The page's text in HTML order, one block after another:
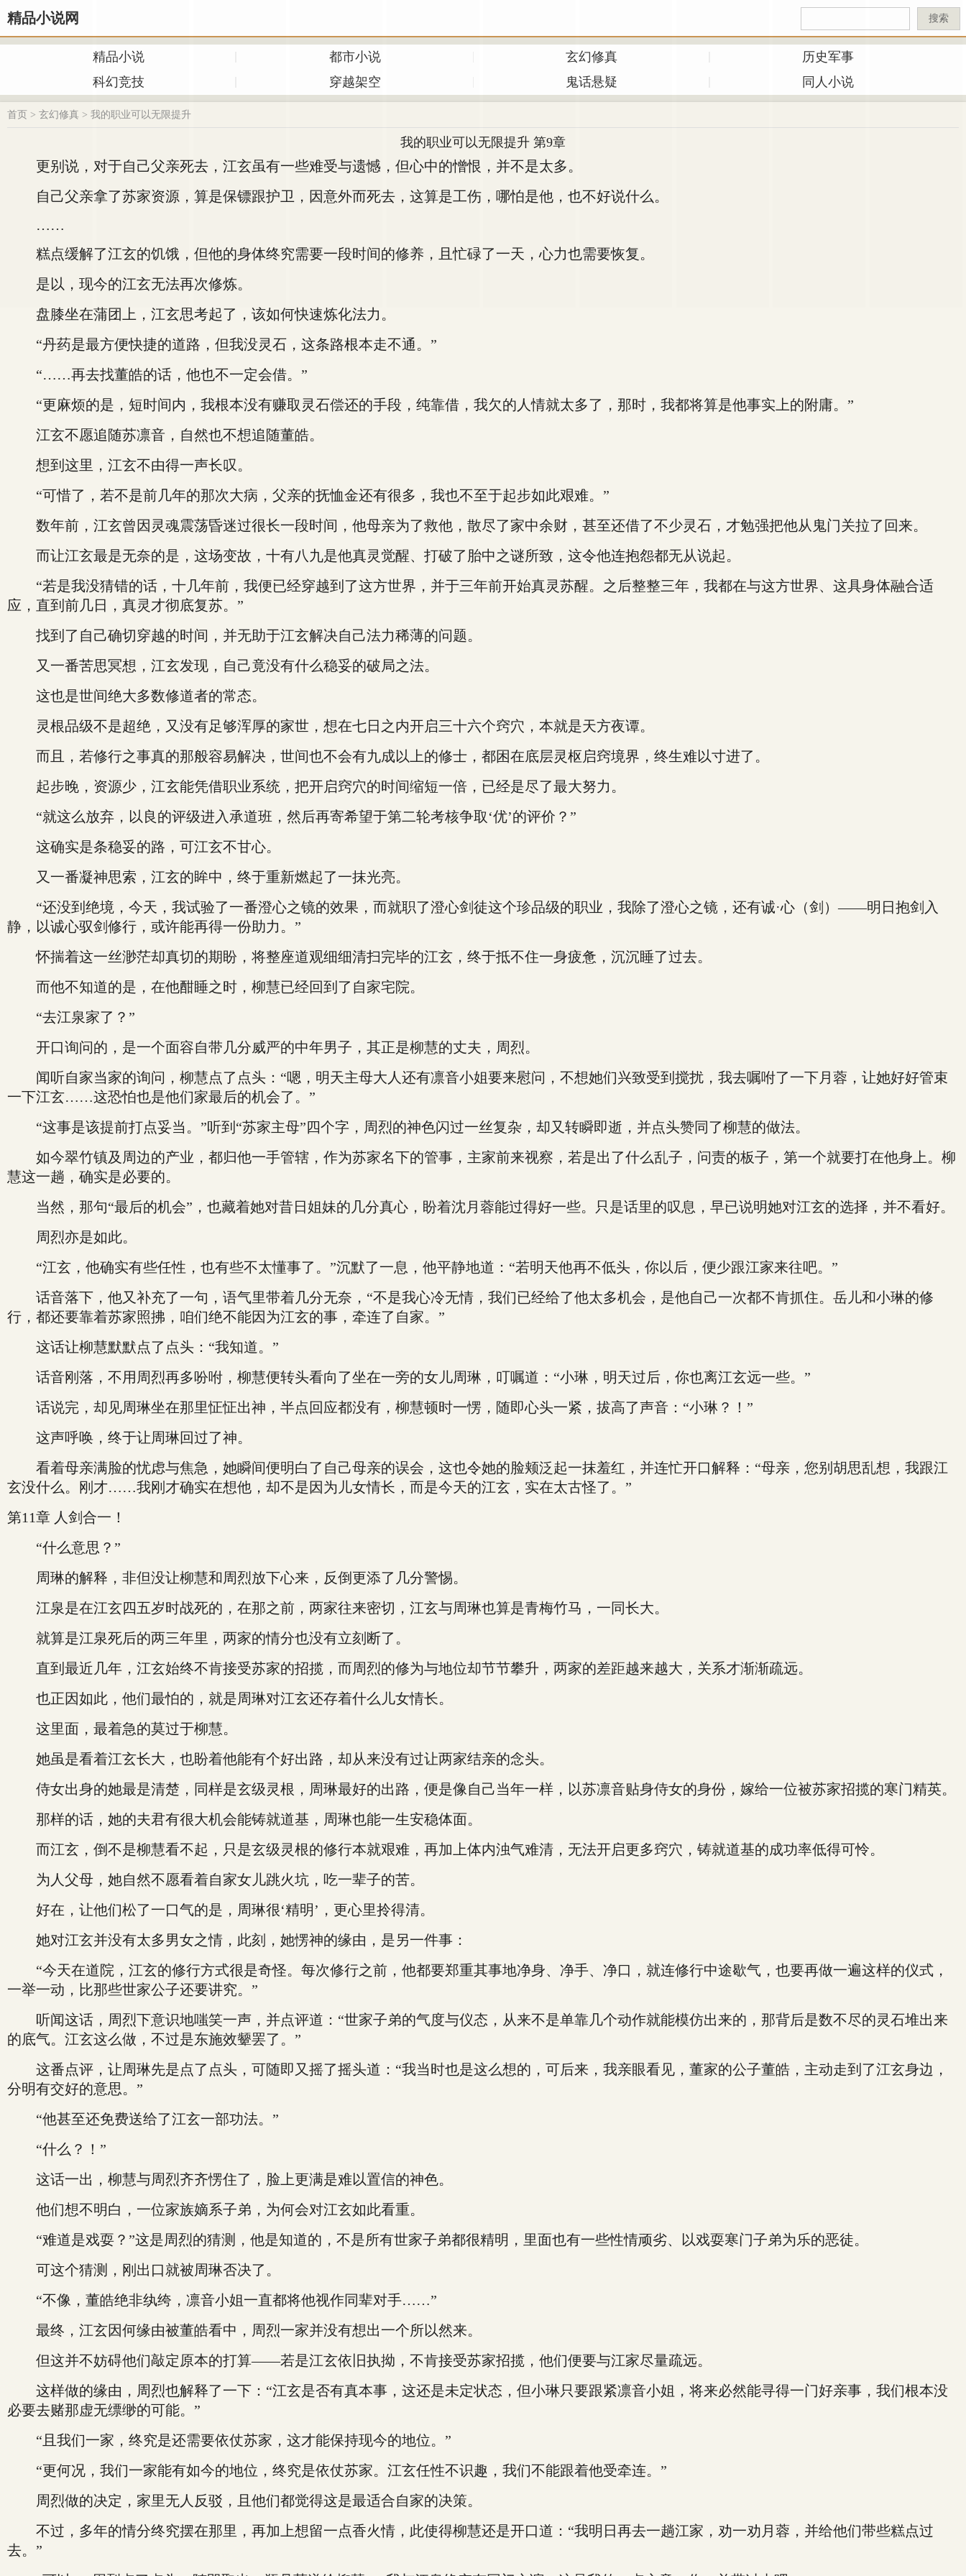
精品小说网 搜索
精品小说 都市小说 玄幻修真
历史军事
科幻竞技
穿越架空 鬼话悬疑 同人小说
首页 > 玄幻修真 > 我的职业可以无限提升
我的职业可以无限提升 第9章
更别说，对于自己父亲死去，江玄虽有一些难受与遗憾，但心中的憎恨，并不是太多。
自己父亲拿了苏家资源，算是保镖跟护卫，因意外而死去，这算是工伤，哪怕是他，也不好说什么。
……
糕点缓解了江玄的饥饿，但他的身体终究需要一段时间的修养，且忙碌了一天，心力也需要恢复。
是以，现今的江玄无法再次修炼。
盘膝坐在蒲团上，江玄思考起了，该如何快速炼化法力。
“丹药是最方便快捷的道路，但我没灵石，这条路根本走不通。”
“……再去找董皓的话，他也不一定会借。”
“更麻烦的是，短时间内，我根本没有赚取灵石偿还的手段，纯靠借，我欠的人情就太多了，那时，我都将算是他事实上的附庸。”
江玄不愿追随苏凛音，自然也不想追随董皓。
想到这里，江玄不由得一声长叹。
“可惜了，若不是前几年的那次大病，父亲的抚恤金还有很多，我也不至于起步如此艰难。”
数年前，江玄曾因灵魂震荡昏迷过很长一段时间，他母亲为了救他，散尽了家中余财，甚至还借了不少灵石，才勉强把他从鬼门关拉了回来。
而让江玄最是无奈的是，这场变故，十有八九是他真灵觉醒、打破了胎中之谜所致，这令他连抱怨都无从说起。
“若是我没猜错的话，十几年前，我便已经穿越到了这方世界，并于三年前开始真灵苏醒。之后整整三年，我都在与这方世界、这具身体融合适
应，直到前几日，真灵才彻底复苏。”
找到了自己确切穿越的时间，并无助于江玄解决自己法力稀薄的问题。
又一番苦思冥想，江玄发现，自己竟没有什么稳妥的破局之法。
这也是世间绝大多数修道者的常态。
灵根品级不是超绝，又没有足够浑厚的家世，想在七日之内开启三十六个窍穴，本就是天方夜谭。
而且，若修行之事真的那般容易解决，世间也不会有九成以上的修士，都困在底层灵枢启窍境界，终生难以寸进了。
起步晚，资源少，江玄能凭借职业系统，把开启窍穴的时间缩短一倍，已经是尽了最大努力。
“就这么放弃，以良的评级进入承道班，然后再寄希望于第二轮考核争取‘优’的评价？”
这确实是条稳妥的路，可江玄不甘心。
又一番凝神思索，江玄的眸中，终于重新燃起了一抹光亮。
“还没到绝境，今天，我试验了一番澄心之镜的效果，而就职了澄心剑徒这个珍品级的职业，我除了澄心之镜，还有诚·心（剑）——明日抱剑入
静，以诚心驭剑修行，或许能再得一份助力。”
怀揣着这一丝渺茫却真切的期盼，将整座道观细细清扫完毕的江玄，终于抵不住一身疲惫，沉沉睡了过去。
而他不知道的是，在他酣睡之时，柳慧已经回到了自家宅院。
“去江泉家了？”
开口询问的，是一个面容自带几分威严的中年男子，其正是柳慧的丈夫，周烈。
闻听自家当家的询问，柳慧点了点头：“嗯，明天主母大人还有凛音小姐要来慰问，不想她们兴致受到搅扰，我去嘱咐了一下月蓉，让她好好管束
一下江玄……这恐怕也是他们家最后的机会了。”
“这事是该提前打点妥当。”听到“苏家主母”四个字，周烈的神色闪过一丝复杂，却又转瞬即逝，并点头赞同了柳慧的做法。
如今翠竹镇及周边的产业，都归他一手管辖，作为苏家名下的管事，主家前来视察，若是出了什么乱子，问责的板子，第一个就要打在他身上。柳
慧这一趟，确实是必要的。
当然，那句“最后的机会”，也藏着她对昔日姐妹的几分真心，盼着沈月蓉能过得好一些。只是话里的叹息，早已说明她对江玄的选择，并不看好。
周烈亦是如此。
“江玄，他确实有些任性，也有些不太懂事了。”沉默了一息，他平静地道：“若明天他再不低头，你以后，便少跟江家来往吧。”
话音落下，他又补充了一句，语气里带着几分无奈，“不是我心冷无情，我们已经给了他太多机会，是他自己一次都不肯抓住。岳儿和小琳的修
行，都还要靠着苏家照拂，咱们绝不能因为江玄的事，牵连了自家。”
这话让柳慧默默点了点头：“我知道。”
话音刚落，不用周烈再多吩咐，柳慧便转头看向了坐在一旁的女儿周琳，叮嘱道：“小琳，明天过后，你也离江玄远一些。”
话说完，却见周琳坐在那里怔怔出神，半点回应都没有，柳慧顿时一愣，随即心头一紧，拔高了声音：“小琳？！”
这声呼唤，终于让周琳回过了神。
看着母亲满脸的忧虑与焦急，她瞬间便明白了自己母亲的误会，这也令她的脸颊泛起一抹羞红，并连忙开口解释：“母亲，您别胡思乱想，我跟江
玄没什么。刚才……我刚才确实在想他，却不是因为儿女情长，而是今天的江玄，实在太古怪了。”
第11章 人剑合一！
“什么意思？”
周琳的解释，非但没让柳慧和周烈放下心来，反倒更添了几分警惕。
江泉是在江玄四五岁时战死的，在那之前，两家往来密切，江玄与周琳也算是青梅竹马，一同长大。
就算是江泉死后的两三年里，两家的情分也没有立刻断了。
直到最近几年，江玄始终不肯接受苏家的招揽，而周烈的修为与地位却节节攀升，两家的差距越来越大，关系才渐渐疏远。
也正因如此，他们最怕的，就是周琳对江玄还存着什么儿女情长。
这里面，最着急的莫过于柳慧。
她虽是看着江玄长大，也盼着他能有个好出路，却从来没有过让两家结亲的念头。
侍女出身的她最是清楚，同样是玄级灵根，周琳最好的出路，便是像自己当年一样，以苏凛音贴身侍女的身份，嫁给一位被苏家招揽的寒门精英。
那样的话，她的夫君有很大机会能铸就道基，周琳也能一生安稳体面。
而江玄，倒不是柳慧看不起，只是玄级灵根的修行本就艰难，再加上体内浊气难清，无法开启更多窍穴，铸就道基的成功率低得可怜。
为人父母，她自然不愿看着自家女儿跳火坑，吃一辈子的苦。
好在，让他们松了一口气的是，周琳很‘精明’，更心里拎得清。
她对江玄并没有太多男女之情，此刻，她愣神的缘由，是另一件事：
“今天在道院，江玄的修行方式很是奇怪。每次修行之前，他都要郑重其事地净身、净手、净口，就连修行中途歇气，也要再做一遍这样的仪式，
一举一动，比那些世家公子还要讲究。”
听闻这话，周烈下意识地嗤笑一声，并点评道：“世家子弟的气度与仪态，从来不是单靠几个动作就能模仿出来的，那背后是数不尽的灵石堆出来
的底气。江玄这么做，不过是东施效颦罢了。”
这番点评，让周琳先是点了点头，可随即又摇了摇头道：“我当时也是这么想的，可后来，我亲眼看见，董家的公子董皓，主动走到了江玄身边，
分明有交好的意思。”
“他甚至还免费送给了江玄一部功法。”
“什么？！”
这话一出，柳慧与周烈齐齐愣住了，脸上更满是难以置信的神色。
他们想不明白，一位家族嫡系子弟，为何会对江玄如此看重。
“难道是戏耍？”这是周烈的猜测，他是知道的，不是所有世家子弟都很精明，里面也有一些性情顽劣、以戏耍寒门子弟为乐的恶徒。
可这个猜测，刚出口就被周琳否决了。
“不像，董皓绝非纨绔，凛音小姐一直都将他视作同辈对手……”
最终，江玄因何缘由被董皓看中，周烈一家并没有想出一个所以然来。
但这并不妨碍他们敲定原本的打算——若是江玄依旧执拗，不肯接受苏家招揽，他们便要与江家尽量疏远。
这样做的缘由，周烈也解释了一下：“江玄是否有真本事，这还是未定状态，但小琳只要跟紧凛音小姐，将来必然能寻得一门好亲事，我们根本没
必要去赌那虚无缥缈的可能。”
“且我们一家，终究是还需要依仗苏家，这才能保持现今的地位。”
“更何况，我们一家能有如今的地位，终究是依仗苏家。江玄任性不识趣，我们不能跟着他受牵连。”
周烈做的决定，家里无人反驳，且他们都觉得这是最适合自家的决策。
不过，多年的情分终究摆在那里，再加上想留一点香火情，此使得柳慧还是开口道：“我明日再去一趟江家，劝一劝月蓉，并给他们带些糕点过
去。”